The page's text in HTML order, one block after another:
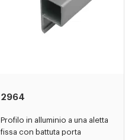
2964
Profilo in alluminio a una aletta
fissa con battuta porta